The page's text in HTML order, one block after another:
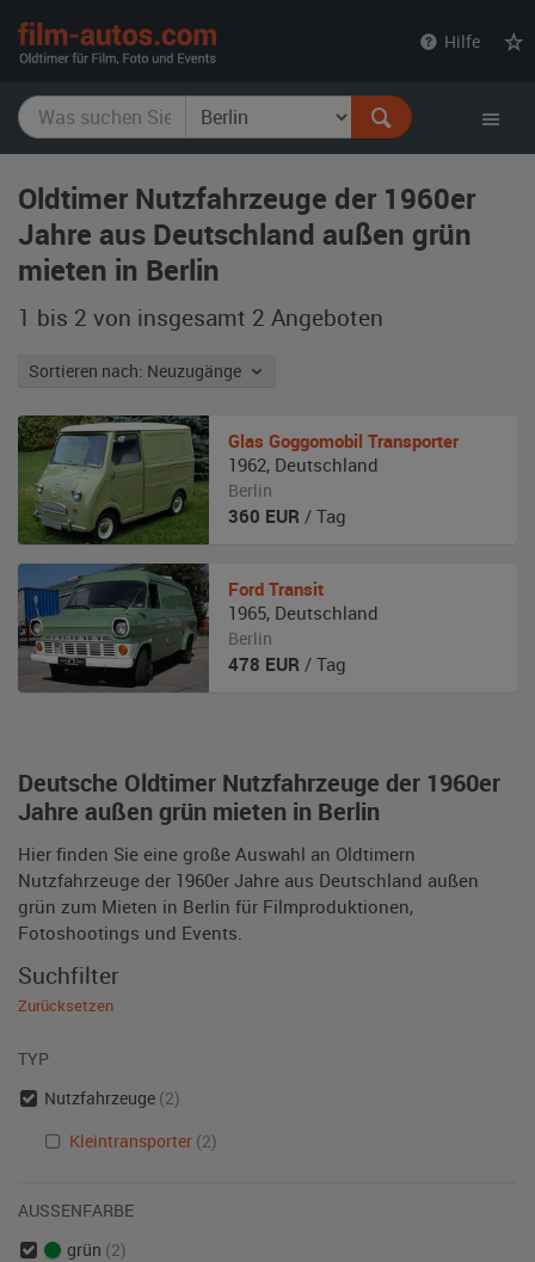
Hilfe
Oldtimer Nutzfahrzeuge der 1960er
Jahre aus Deutschland außen grün
mieten in Berlin
1 bis 2 von insgesamt 2 Angeboten
Sortieren nach: Neuzugänge
Deutsche Oldtimer Nutzfahrzeuge der 1960er
Jahre außen grün mieten in Berlin
Hier finden Sie eine große Auswahl an Oldtimern
Nutzfahrzeuge der 1960er Jahre aus Deutschland außen
grün zum Mieten in Berlin für Filmproduktionen,
Fotoshootings und Events.
Glas Goggomobil Transporter
1962, Deutschland
Berlin
360 EUR / Tag
Ford Transit
1965, Deutschland
Berlin
478 EUR / Tag
Suchfilter
Zurücksetzen
TYP
Nutzfahrzeuge (2)
Kleintransporter (2)
AUSSENFARBE
grün (2)